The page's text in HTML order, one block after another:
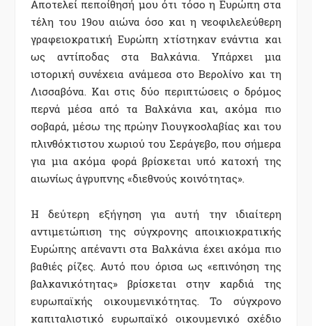
Αποτελεί πεποίθησή µου ότι τόσο η Ευρώπη στα
τέλη του 19ου αιώνα όσο και η νεοφιλελεύθερη
γραφειοκρατική Ευρώπη χτίστηκαν ενάντια και
ως αντίποδας στα Βαλκάνια. Υπάρχει µια
ιστορική συνέχεια ανάµεσα στο Βερολίνο και τη
Λισσαβόνα. Και στις δύο περιπτώσεις ο δρόµος
περνά µέσα από τα Βαλκάνια και, ακόµα πιο
σοβαρά, µέσω της πρώην Γιουγκοσλαβίας και του
πλινθόκτιστου χωριού του Σεράγεβο, που σήµερα
για µια ακόµα φορά βρίσκεται υπό κατοχή της
αιωνίως άγρυπνης «διεθνούς κοινότητας».
Η δεύτερη εξήγηση για αυτή την ιδιαίτερη
αντιµετώπιση της σύγχρονης αποικιοκρατικής
Ευρώπης απέναντι στα Βαλκάνια έχει ακόµα πιο
βαθιές ρίζες. Αυτό που όρισα ως «επινόηση της
βαλκανικότητας» βρίσκεται στην καρδιά της
ευρωπαϊκής οικουµενικότητας. Το σύγχρονο
καπιταλιστικό ευρωπαϊκό οικουµενικό σχέδιο